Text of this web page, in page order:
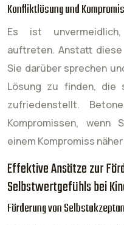
Konfliktlösung und
Es ist
auftreten. Anstatt
Sie darüber sprechen
Lösung zu finden, die
zufriedenstellt.
Kompromissen, wenn
einem Kompromiss
Effektive Ansätze zur
Selbstwertgefühls bei
Förderung von